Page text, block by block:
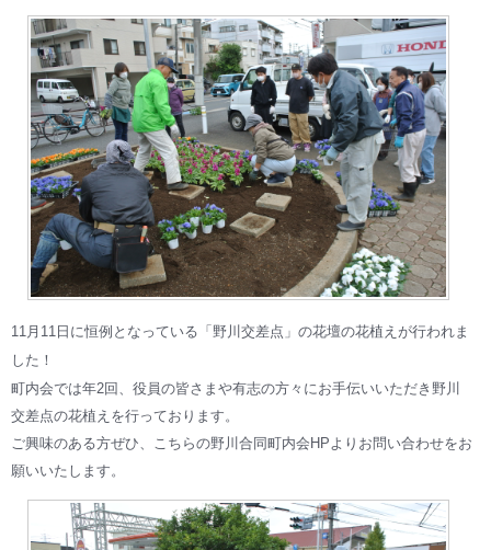
11月11日に恒例となっている「野川交差点」の花壇の花植えが行われま
した！
町内会では年2回、役員の皆さまや有志の方々にお手伝いいただき野川
交差点の花植えを行っております。
ご興味のある方ぜひ、こちらの野川合同町内会HPよりお問い合わせをお
願いいたします。